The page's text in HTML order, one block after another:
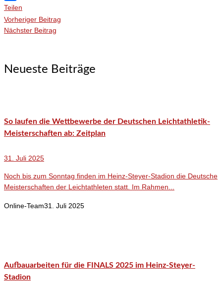
Teilen
Vorheriger Beitrag
Nächster Beitrag
Neueste Beiträge
So laufen die Wettbewerbe der Deutschen Leichtathletik-
Meisterschaften ab: Zeitplan
31. Juli 2025
Noch bis zum Sonntag finden im Heinz-Steyer-Stadion die Deutsche
Meisterschaften der Leichtathleten statt. Im Rahmen...
Online-Team31. Juli 2025
Aufbauarbeiten für die FINALS 2025 im Heinz-Steyer-
Stadion